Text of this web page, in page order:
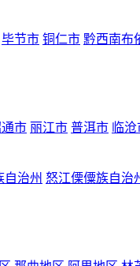
毕节市 铜仁市 黔西南布
通市 丽江市 普洱市 临
自治州 怒江傈僳族自治